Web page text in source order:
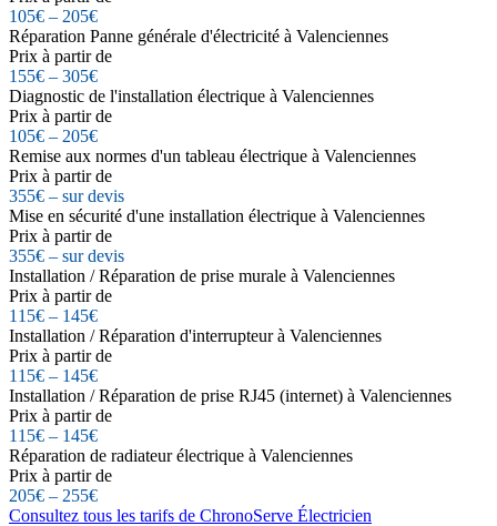
105€ – 205€
Réparation Panne générale d'électricité à Valenciennes
Prix à partir de
155€ – 305€
Diagnostic de l'installation électrique à Valenciennes
Prix à partir de
105€ – 205€
Remise aux normes d'un tableau électrique à Valenciennes
Prix à partir de
355€ – sur devis
Mise en sécurité d'une installation électrique à Valenciennes
Prix à partir de
355€ – sur devis
Installation / Réparation de prise murale à Valenciennes
Prix à partir de
115€ – 145€
Installation / Réparation d'interrupteur à Valenciennes
Prix à partir de
115€ – 145€
Installation / Réparation de prise RJ45 (internet) à Valenciennes
Prix à partir de
115€ – 145€
Réparation de radiateur électrique à Valenciennes
Prix à partir de
205€ – 255€
Consultez tous les tarifs de ChronoServe Électricien